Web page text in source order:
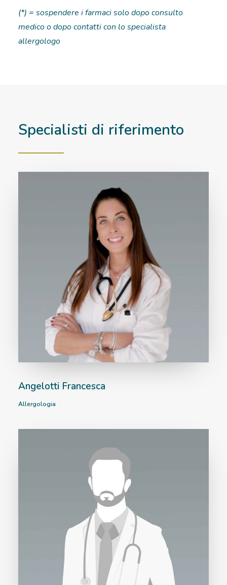
(*) = sospendere i farmaci solo dopo consulto
medico o dopo contatti con lo specialista
allergologo
Specialisti di riferimento
Angelotti Francesca
Allergologia